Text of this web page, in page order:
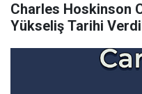
Charles Hoskinson
Yükseliş Tarihi